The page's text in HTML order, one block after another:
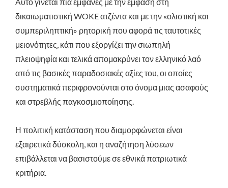
δικαιωματιστική WOKE ατζέντα και με την «ολιστική και
συμπεριληπτική» ρητορική που αφορά τις ταυτοτικές
μειονότητες, κάτι που εξοργίζει την σιωπηλή
πλειοψηφία και τελικά απομακρύνει τον ελληνικό λαό
από τις βασικές παραδοσιακές αξίες του, οι οποίες
συστηματικά περιφρονούνται στο όνομα μιας ασαφούς
και στρεβλής παγκοσμιοποίησης.
Η πολιτική κατάσταση που διαμορφώνεται είναι
εξαιρετικά δύσκολη, και η αναζήτηση λύσεων
επιβάλλεται να βασιστούμε σε εθνικά πατριωτικά
κριτήρια.